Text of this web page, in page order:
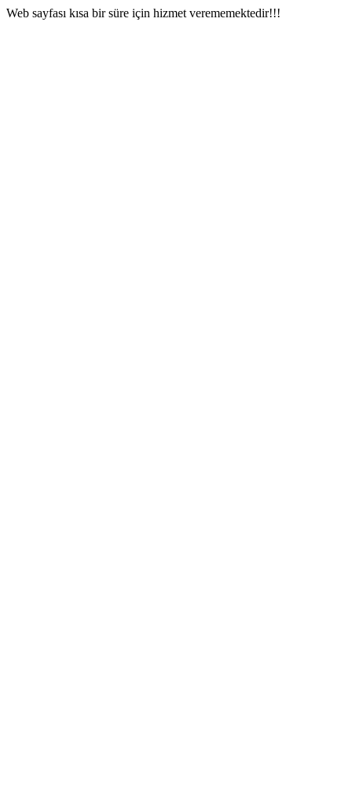
Web sayfası kısa bir süre için hizmet verememektedir!!!